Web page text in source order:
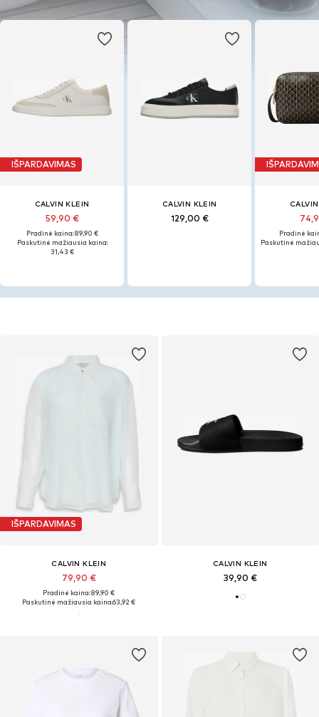
IŠPARDAVIMAS
CALVIN KLEIN
59,90 €
Pradinė kaina: 89,90 €
Paskutinė mažiausia kaina:
31,43 €
CALVIN KLEIN
129,00 €
Pradinė
Paskutinė
IŠPARDAVIMAS
CALVIN KLEIN
79,90 €
Pradinė kaina: 89,90 €
Paskutinė mažiausia kaina:63,92 €
CALVIN KLEIN
39,90 €